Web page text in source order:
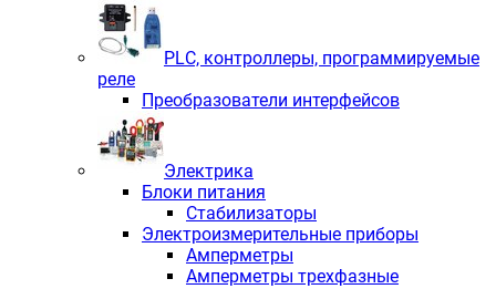
PLС, контроллеры, программируемые
реле
Преобразователи интерфейсов
Электрика
Блоки питания
Стабилизаторы
Электроизмерительные приборы
Амперметры
Амперметры трехфазные